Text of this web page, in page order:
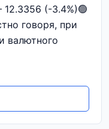
12.3356 (-3.4%)🟢
говоря, при
валютного